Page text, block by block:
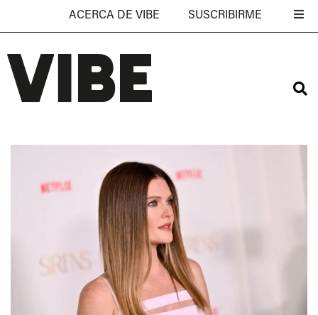
ACERCA DE VIBE SUSCRIBIRME